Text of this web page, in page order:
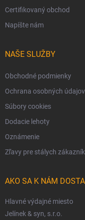
Certifikovaný obchod
Napíšte nám
NAŠE SLUŽBY
Obchodné podmienky
Ochrana osobných údajov
Súbory cookies
Dodacie lehoty
Oznámenie
Zľavy pre stálych
AKO SA K NÁM
Hlavné výdajné miesto
Jelínek & syn, s.r.o.